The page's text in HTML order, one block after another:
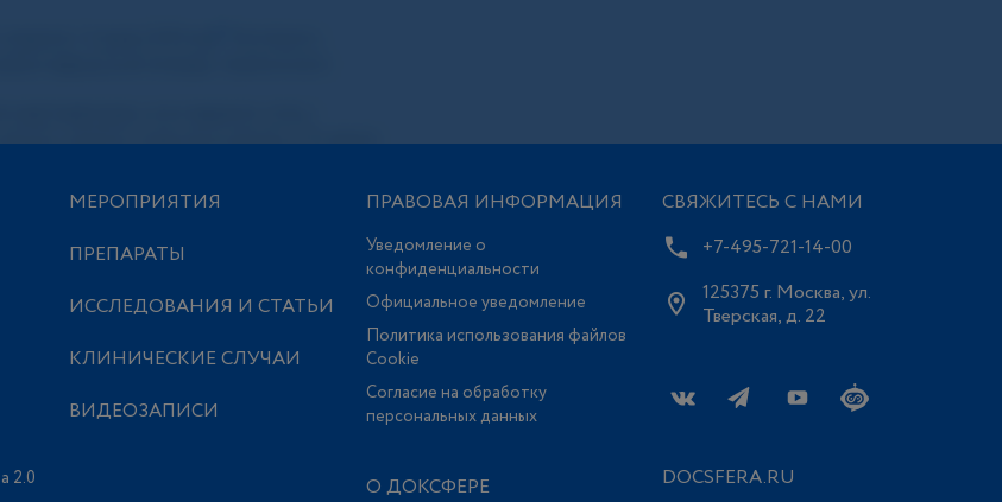
2.0
МЕРОПРИЯТИЯ
ПРЕПАРАТЫ
ИССЛЕДОВАНИЯ И СТАТЬИ
КЛИНИЧЕСКИЕ СЛУЧАИ
ВИДЕОЗАПИСИ
ПРАВОВАЯ ИНФОРМАЦИЯ
Уведомление о
конфиденциальности
Официальное уведомление
Политика использования файлов
Сookie
Согласие на обработку
персональных данных
О ДОКСФЕРЕ
СВЯЖИТЕСЬ С НАМИ
+7-495-721-14-00
125375 г. Москва, ул.
Тверская, д. 22
DOCSFERA.RU